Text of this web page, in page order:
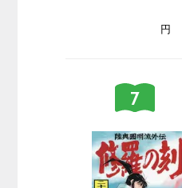
円